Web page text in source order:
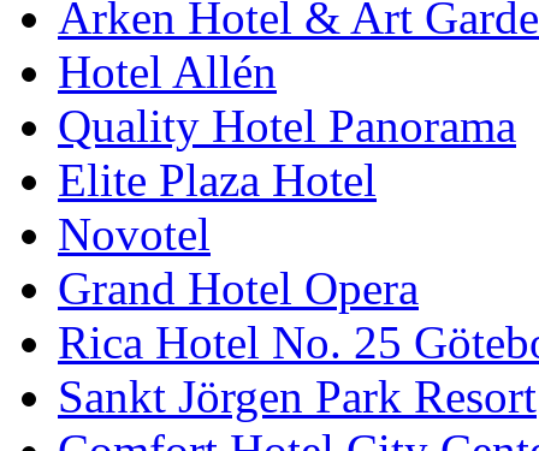
Arken Hotel & Art
Hotel Allén
Quality Hotel Panorama
Elite Plaza Hotel
Novotel
Grand Hotel Opera
Rica Hotel No. 25
Sankt Jörgen Park Resort